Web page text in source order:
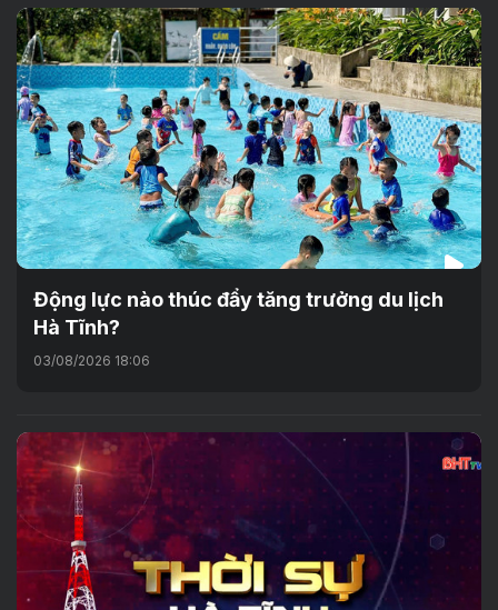
Động lực nào thúc đẩy tăng trưởng du lịch
Hà Tĩnh?
03/08/2026 18:06